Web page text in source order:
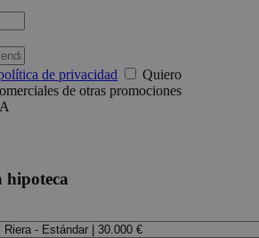
de privacidad
Quiero
de otras promociones
hipoteca